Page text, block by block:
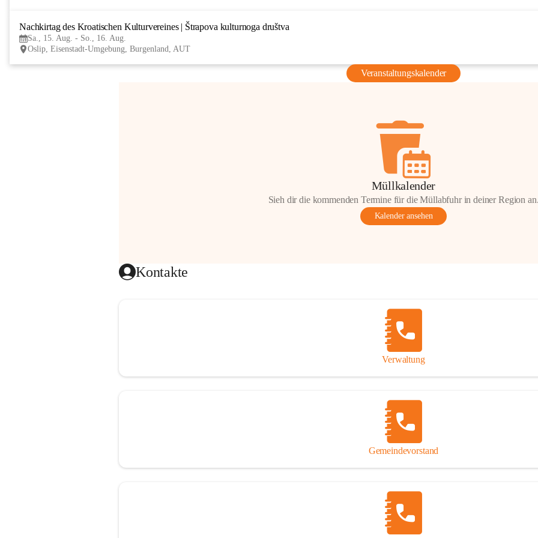
Nachkirtag des Kroatischen Kulturvereines | Štrapova kulturnoga društva
Sa., 15. Aug. - So., 16. Aug.
Oslip, Eisenstadt-Umgebung, Burgenland, AUT
Veranstaltungskalender
Müllkalender
Sieh dir die kommenden Termine für die Müllabfuhr in deiner Region an.
Kalender ansehen
Kontakte
Verwaltung
Gemeindevorstand